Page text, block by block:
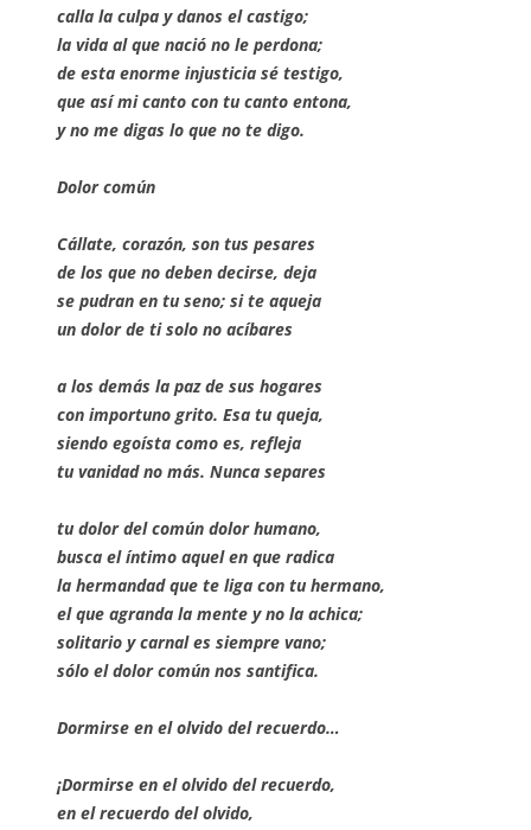
calla la culpa y danos el castigo;
la vida al que nació no le perdona;
de esta enorme injusticia sé testigo,
que así mi canto con tu canto entona,
y no me digas lo que no te digo.
Dolor común
Cállate, corazón, son tus pesares
de los que no deben decirse, deja
se pudran en tu seno; si te aqueja
un dolor de ti solo no acíbares
a los demás la paz de sus hogares
con importuno grito. Esa tu queja,
siendo egoísta como es, refleja
tu vanidad no más. Nunca separes
tu dolor del común dolor humano,
busca el íntimo aquel en que radica
la hermandad que te liga con tu hermano,
el que agranda la mente y no la achica;
solitario y carnal es siempre vano;
sólo el dolor común nos santifica.
Dormirse en el olvido del recuerdo…
¡Dormirse en el olvido del recuerdo,
en el recuerdo del olvido,